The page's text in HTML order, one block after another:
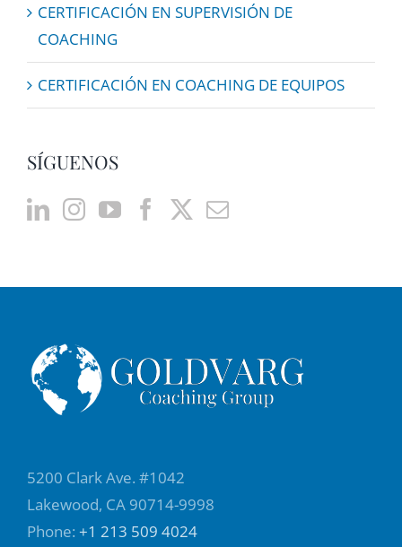
CERTIFICACIÓN EN SUPERVISIÓN DE
COACHING
CERTIFICACIÓN EN COACHING DE EQUIPOS
SÍGUENOS
5200 Clark Ave. #1042
Lakewood, CA 90714-9998
Phone: +1 213 509 4024